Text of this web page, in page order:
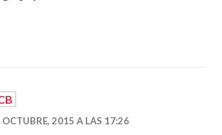
OCTUBRE, 2015 A LAS 17:26